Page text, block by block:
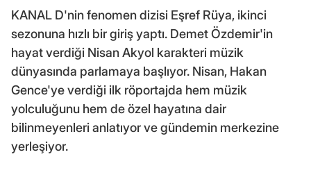
KANAL D'nin fenomen dizisi Eşref Rüya, ikinci
sezonuna hızlı bir giriş yaptı. Demet Özdemir'in
hayat verdiği Nisan Akyol karakteri müzik
dünyasında parlamaya başlıyor. Nisan, Hakan
Gence'ye verdiği ilk röportajda hem müzik
yolculuğunu hem de özel hayatına dair
bilinmeyenleri anlatıyor ve gündemin merkezine
yerleşiyor.